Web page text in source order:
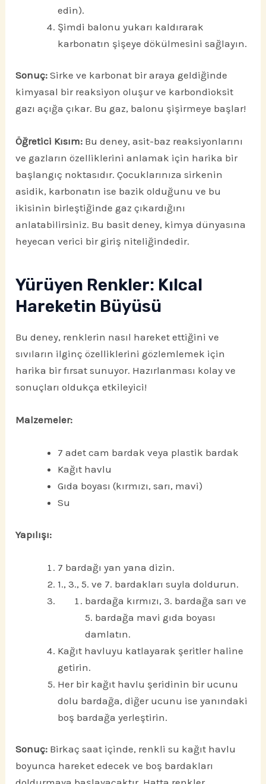
edin).
Şimdi balonu yukarı kaldırarak
karbonatın şişeye dökülmesini sağlayın.
Sonuç: Sirke ve karbonat bir araya geldiğinde
kimyasal bir reaksiyon oluşur ve karbondioksit
gazı açığa çıkar. Bu gaz, balonu şişirmeye başlar!
Öğretici Kısım: Bu deney, asit-baz reaksiyonlarını
ve gazların özelliklerini anlamak için harika bir
başlangıç noktasıdır. Çocuklarınıza sirkenin
asidik, karbonatın ise bazik olduğunu ve bu
ikisinin birleştiğinde gaz çıkardığını
anlatabilirsiniz. Bu basit deney, kimya dünyasına
heyecan verici bir giriş niteliğindedir.
Yürüyen Renkler: Kılcal
Hareketin Büyüsü
Bu deney, renklerin nasıl hareket ettiğini ve
sıvıların ilginç özelliklerini gözlemlemek için
harika bir fırsat sunuyor. Hazırlanması kolay ve
sonuçları oldukça etkileyici!
Malzemeler:
7 adet cam bardak veya plastik bardak
Kağıt havlu
Gıda boyası (kırmızı, sarı, mavi)
Su
Yapılışı:
7 bardağı yan yana dizin.
1., 3., 5. ve 7. bardakları suyla doldurun.
bardağa kırmızı, 3. bardağa sarı ve
5. bardağa mavi gıda boyası
damlatın.
Kağıt havluyu katlayarak şeritler haline
getirin.
Her bir kağıt havlu şeridinin bir ucunu
dolu bardağa, diğer ucunu ise yanındaki
boş bardağa yerleştirin.
Sonuç: Birkaç saat içinde, renkli su kağıt havlu
boyunca hareket edecek ve boş bardakları